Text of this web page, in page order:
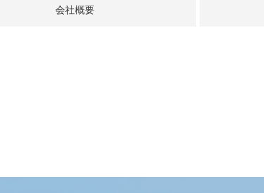
会社概要